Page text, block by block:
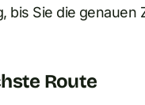
bis Sie die genauen
Route